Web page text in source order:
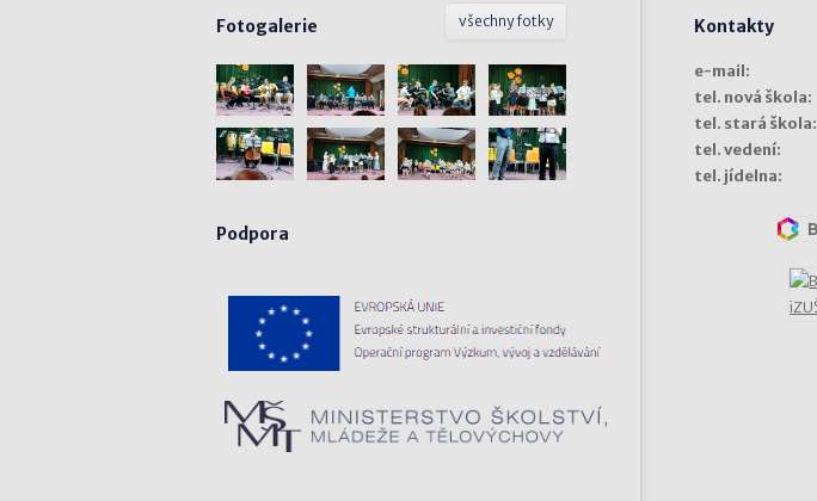
všechny fotky
Fotogalerie
Podpora
Kontakty
e-mail:
tel. nová škola:
tel. stará škola:
tel. vedení:
tel. jídelna: